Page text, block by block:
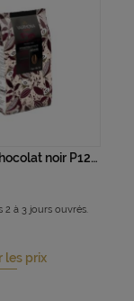
Promotion Chocolat noir P125 Coeur de Guanaja 80% - 9 kg
2 à 3 jours ouvrés.
les prix